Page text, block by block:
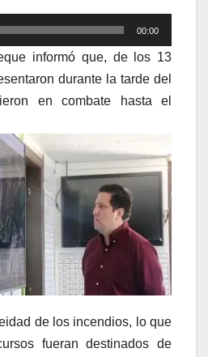
00:00
informó que, de los 13
durante la tarde del
en combate hasta el
de los incendios, lo que
fueran destinados de